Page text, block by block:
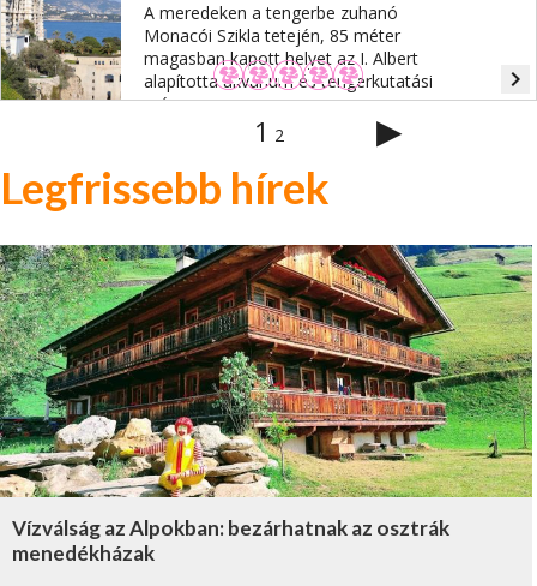
A meredeken a tengerbe zuhanó
Monacói Szikla tetején, 85 méter
magasban kapott helyet az I. Albert
alapította akvárium és tengerkutatási
múzeum.
navigate_next
1 2 ▶
Legfrissebb hírek
Vízválság az Alpokban: bezárhatnak az osztrák
menedékházak